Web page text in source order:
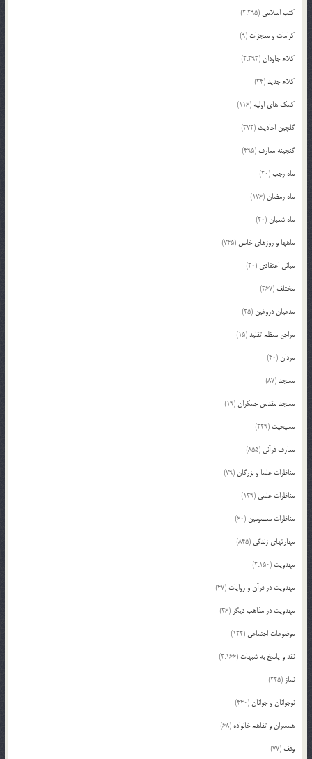
کتب اسلامی (2,295)
کرامات و معجزات (9)
کلام جاودان(2,293)
کلام جدید(34)
کمک های اولیه (116)
گلچین احادیث (372)
گنجینه معارف (495)
ماه رجب(20)
ماه رمضان(176)
ماه شعبان(20)
ماهها و روزهای خاص (745)
مبانی اعتقادی (20)
مختلف (367)
مدعیان دروغین (25)
مراجع معظم تقلید(15)
مردان(40)
مسجد(87)
مسجد مقدس جمکران(19)
مسیحیت (229)
معارف قرآنی (855)
مناظرات علما و بزرگان(79)
مناظرات علمی (139)
مناظرات معصومین (60)
مهارتهای زندگی (845)
مهدویت (2,150)
مهدویت در قرآن و روایات (47)
مهدویت در مذاهب دیگر (36)
موضوعات اجتماعی (122)
نقد و پاسخ به شبهات (2,166)
نماز (225)
نوجوانان و جوانان(440)
همسران و تفاهم خانواده (68)
وقف (77)